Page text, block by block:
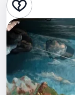
Стендап
Выставки
Квесты
Экскурсии